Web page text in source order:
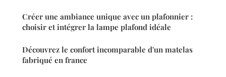
Créer une ambiance unique avec un plafonnier :
choisir et intégrer la lampe plafond idéale
Découvrez le confort incomparable d'un matelas
fabriqué en france